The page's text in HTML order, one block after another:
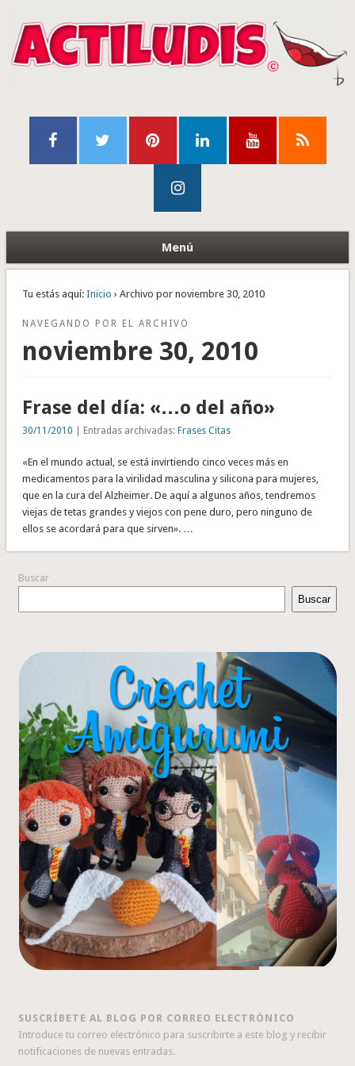
Menú
Tu estás aquí: Inicio › Archivo por noviembre 30, 2010
NAVEGANDO POR EL ARCHIVO
noviembre 30, 2010
Frase del día: «…o del año»
30/11/2010 | Entradas archivadas: Frases Citas
«En el mundo actual, se está invirtiendo cinco veces más en
medicamentos para la virilidad masculina y silicona para mujeres,
que en la cura del Alzheimer. De aquí a algunos años, tendremos
viejas de tetas grandes y viejos con pene duro, pero ninguno de
ellos se acordará para que sirven». …
Buscar
Buscar
SUSCRÍBETE AL BLOG POR CORREO ELECTRÓNICO
Introduce tu correo electrónico para suscribirte a este blog y recibir
notificaciones de nuevas entradas.